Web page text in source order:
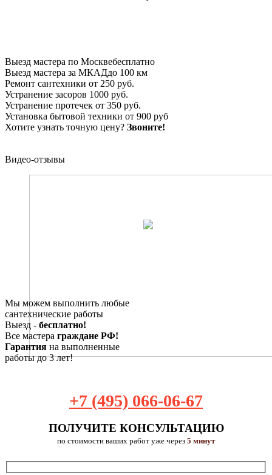
Выезд мастера по Москвебесплатно
Выезд мастера за МКАДдо 100 км
Ремонт сантехники от 250 руб.
Устранение засоров 1000 руб.
Устранение протечек от 350 руб.
Установка бытовой техники от 900 руб
Хотите узнать точную цену? Звоните!
Видео-отзывы
Мы можем выполнить любые
сантехнические работы
Выезд - бесплатно!
Все мастера граждане РФ!
Гарантия на выполненные
работы до 3 лет!
+7 (495) 066-06-67
ПОЛУЧИТЕ КОНСУЛЬТАЦИЮ
по стоимости ваших работ уже через 5 минут